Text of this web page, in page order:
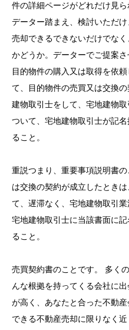
件の詳細ページがどれだけ見
データー踏まえ、検討いただけ
売却できるできないだけでな
かどうか。データーでご提案
目的物件の購入又は取得を依
て、目的物件の売買又は交換
建物取引士をして、宅地建物
ついて、宅地建物取引士が記
ること。
重説つまり、重要事項説明書
は交換の契約が成立したとき
て、遅滞なく、宅地建物取引
宅地建物取引士に当該書面に
ること。
売買契約書のことです。 多く
んな根拠を持ってくる会社に
が高く、あなたと合った不動
できる不動産売却に限りなく